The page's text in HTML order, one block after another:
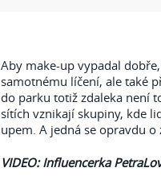
Aby make-up vypadal
samotnému líčení, ale také
do parku totiž zdaleka není
sítích vznikají skupiny, kde
upem. A jedná se opravdu
VIDEO: Influencerka